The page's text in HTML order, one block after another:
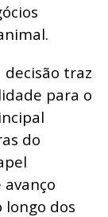
decisão traz
para o
do
longo dos